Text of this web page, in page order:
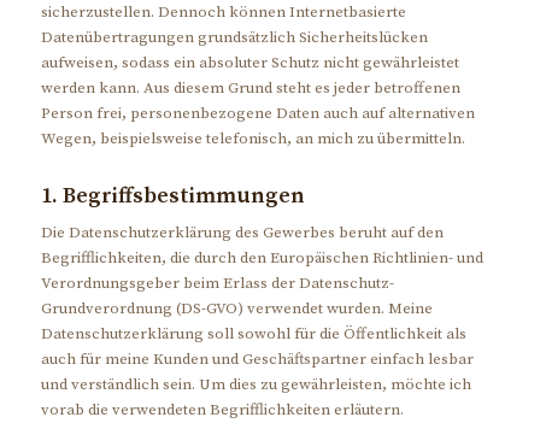
sicherzustellen. Dennoch können Internetbasierte
Datenübertragungen grundsätzlich Sicherheitslücken
aufweisen, sodass ein absoluter Schutz nicht gewährleistet
werden kann. Aus diesem Grund steht es jeder betroffenen
Person frei, personenbezogene Daten auch auf alternativen
Wegen, beispielsweise telefonisch, an mich zu übermitteln.
1. Begriffsbestimmungen
Die Datenschutzerklärung des Gewerbes beruht auf den
Begrifflichkeiten, die durch den Europäischen Richtlinien- und
Verordnungsgeber beim Erlass der Datenschutz-
Grundverordnung (DS-GVO) verwendet wurden. Meine
Datenschutzerklärung soll sowohl für die Öffentlichkeit als
auch für meine Kunden und Geschäftspartner einfach lesbar
und verständlich sein. Um dies zu gewährleisten, möchte ich
vorab die verwendeten Begrifflichkeiten erläutern.